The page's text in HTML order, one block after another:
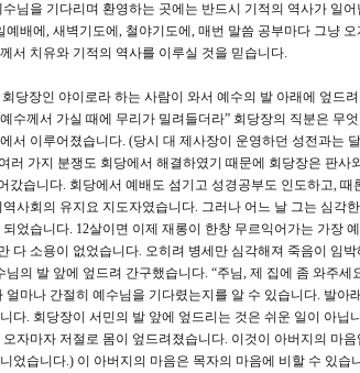
님을 기다리며 환영하는 곳에는 반드시 기적의 역사가 일
예배에, 새벽기도에, 철야기도에, 매번 말씀 공부마다 그냥
서 치유와 기적의 역사를 이루실 것을 믿습니다.
당장인 야이로라 하는 사람이 와서 예수의 발 아래에 엎드
수께서 가실 때에 무리가 밀려들더라” 회당장의 직분은 무
서 이루어졌습니다. (당시 대 제사장이 운영하던 성전과는
러 가지 분쟁도 회당에서 해결하였기 때문에 회당장은 판
갔습니다. 회당에서 예배도 섬기고 성경공부도 인도하고,
사회의 유지요 지도자였습니다. 그러나 어느 날 그는 심각
었습니다. 12살이면 이제 재롱이 한창 무르익어가는 가장
다 소용이 없었습니다. 오히려 병세만 심각해져 죽음이 임
님의 발 앞에 엎드려 간구했습니다. “주님, 제 집에 좀 와주
얼마나 간절히 예수님을 기다렸는지를 알 수 있습니다. 발아
다. 회당장이 서민의 발 앞에 엎드리는 것은 쉬운 일이 아닙
자마자 저절로 몸이 엎드려졌습니다. 이것이 아버지의 마
었습니다.) 이 아버지의 마음은 목자의 마음에 비할 수 있